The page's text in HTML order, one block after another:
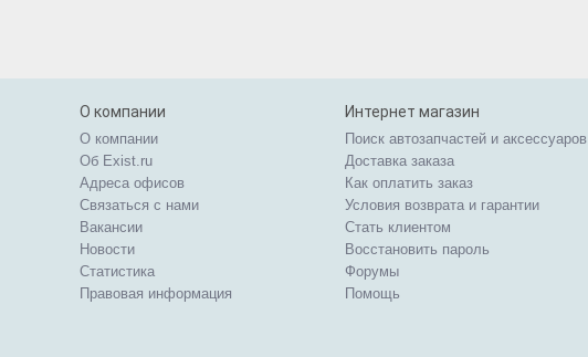
О компании
О компании
Об Exist.ru
Адреса офисов
Связаться с нами
Вакансии
Новости
Статистика
Правовая информация
Интернет магазин
Поиск автозапчастей и аксессуаров
Доставка заказа
Как оплатить заказ
Условия возврата и гарантии
Стать клиентом
Восстановить пароль
Форумы
Помощь